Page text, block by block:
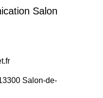
Salon
Salon-de-